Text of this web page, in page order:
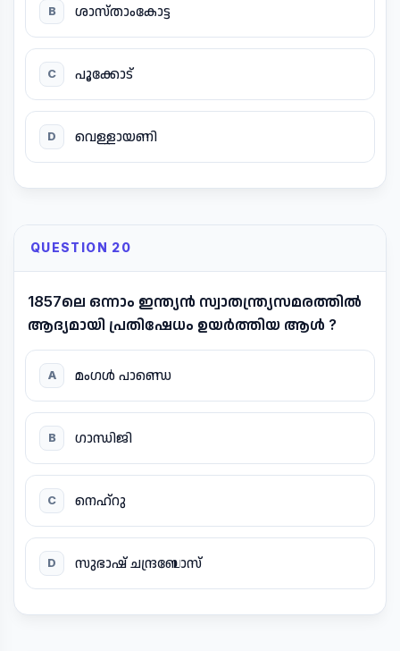
B ശാസ്താംകോട്ട
C പൂക്കോട്
D വെള്ളായണി
QUESTION 20
1857ലെ ഒന്നാം ഇന്ത്യൻ സ്വാതന്ത്ര്യസമരത്തിൽ
ആദ്യമായി പ്രതിഷേധം ഉയർത്തിയ ആൾ ?
A മംഗൾ പാണ്ഡെ
B ഗാന്ധിജി
C നെഹ്റു
D സുഭാഷ് ചന്ദ്രബോസ്